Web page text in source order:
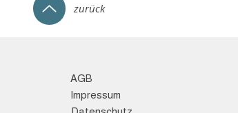
zurück
AGB
Impressum